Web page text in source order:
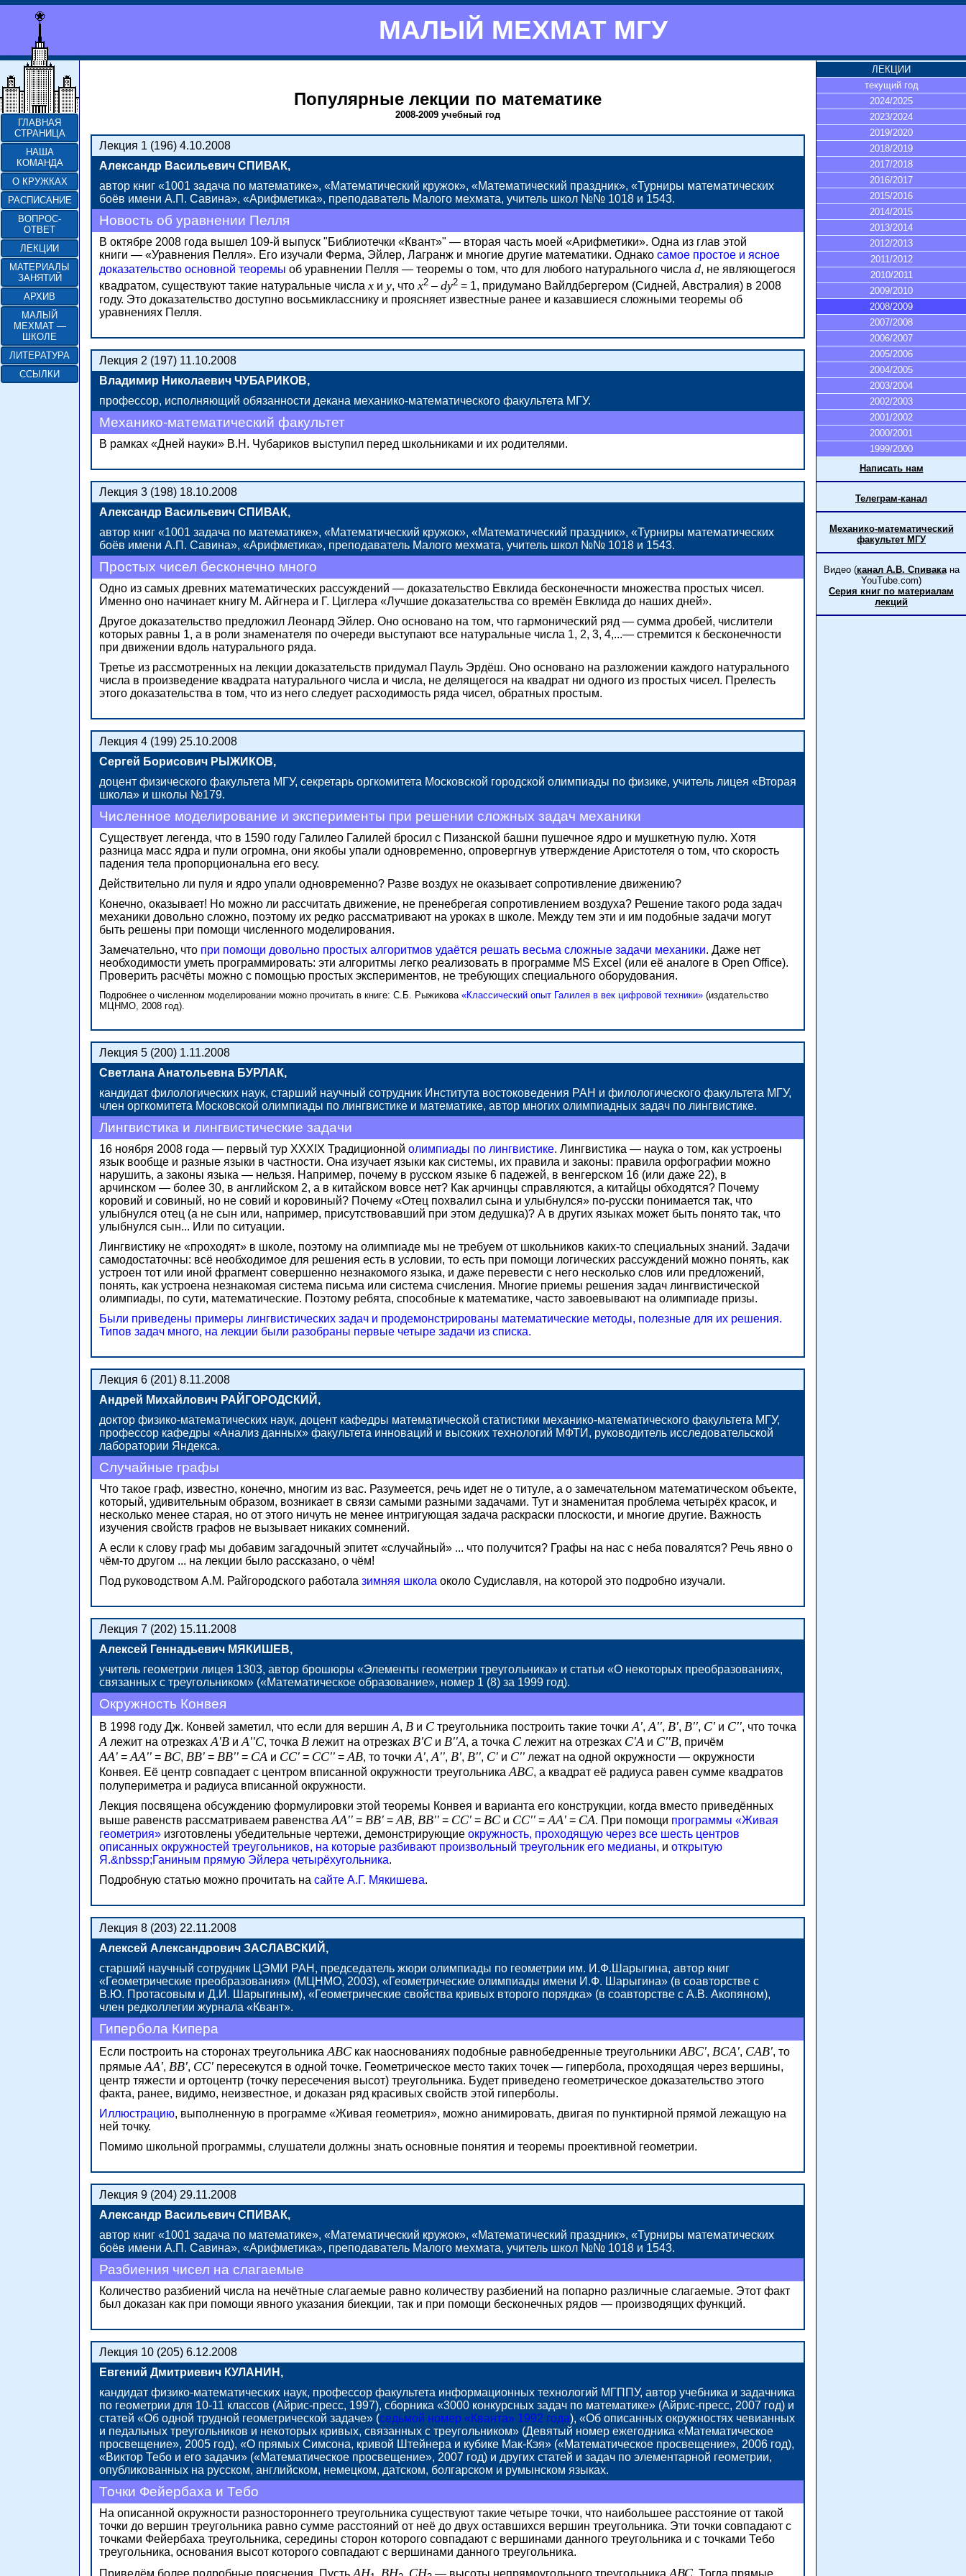
МАЛЫЙ МЕХМАТ МГУ
ГЛАВНАЯ
СТРАНИЦА
НАША
КОМАНДА
О КРУЖКАХ
РАСПИСАНИЕ
ВОПРОС-
ОТВЕТ
ЛЕКЦИИ
МАТЕРИАЛЫ
ЗАНЯТИЙ
АРХИВ
МАЛЫЙ
МЕХМАТ —
ШКОЛЕ
ЛИТЕРАТУРА
ССЫЛКИ
Популярные лекции по математике
2008-2009 учебный год
Лекция 1 (196) 4.10.2008
Александр Васильевич СПИВАК,
автор книг «1001 задача по математике», «Математический кружок», «Математический праздник», «Турниры математических
боёв имени А.П. Савина», «Арифметика», преподаватель Малого мехмата, учитель школ №№ 1018 и 1543.
Новость об уравнении Пелля
В октябре 2008 года вышел 109-й выпуск "Библиотечки «Квант»" — вторая часть моей «Арифметики». Одна из глав этой
книги — «Уравнения Пелля». Его изучали Ферма, Эйлер, Лагранж и многие другие математики. Однако самое простое и ясное
доказательство основной теоремы об уравнении Пелля — теоремы о том, что для любого натурального числа d, не являющегося
квадратом, существуют такие натуральные числа x и y, что x2 – dy2 = 1, придумано Вайлдбергером (Сидней, Австралия) в 2008
году. Это доказательство доступно восьмикласснику и проясняет известные ранее и казавшиеся сложными теоремы об
уравнениях Пелля.
Лекция 2 (197) 11.10.2008
Владимир Николаевич ЧУБАРИКОВ,
профессор, исполняющий обязанности декана механико-математического факультета МГУ.
Механико-математический факультет
В рамках «Дней науки» В.Н. Чубариков выступил перед школьниками и их родителями.
Лекция 3 (198) 18.10.2008
Александр Васильевич СПИВАК,
автор книг «1001 задача по математике», «Математический кружок», «Математический праздник», «Турниры математических
боёв имени А.П. Савина», «Арифметика», преподаватель Малого мехмата, учитель школ №№ 1018 и 1543.
Простых чисел бесконечно много
Одно из самых древних математических рассуждений — доказательство Евклида бесконечности множества простых чисел.
Именно оно начинает книгу М. Айгнера и Г. Циглера «Лучшие доказательства со времён Евклида до наших дней».
Другое доказательство предложил Леонард Эйлер. Оно основано на том, что гармонический ряд — сумма дробей, числители
которых равны 1, а в роли знаменателя по очереди выступают все натуральные числа 1, 2, 3, 4,...— стремится к бесконечности
при движении вдоль натурального ряда.
Третье из рассмотренных на лекции доказательств придумал Пауль Эрдёш. Оно основано на разложении каждого натурального
числа в произведение квадрата натурального числа и числа, не делящегося на квадрат ни одного из простых чисел. Прелесть
этого доказательства в том, что из него следует расходимость ряда чисел, обратных простым.
Лекция 4 (199) 25.10.2008
Сергей Борисович РЫЖИКОВ,
доцент физического факультета МГУ, секретарь оргкомитета Московской городской олимпиады по физике, учитель лицея «Вторая
школа» и школы №179.
Численное моделирование и эксперименты при решении сложных задач механики
Существует легенда, что в 1590 году Галилео Галилей бросил с Пизанской башни пушечное ядро и мушкетную пулю. Хотя
разница масс ядра и пули огромна, они якобы упали одновременно, опровергнув утверждение Аристотеля о том, что скорость
падения тела пропорциональна его весу.
Действительно ли пуля и ядро упали одновременно? Разве воздух не оказывает сопротивление движению?
Конечно, оказывает! Но можно ли рассчитать движение, не пренебрегая сопротивлением воздуха? Решение такого рода задач
механики довольно сложно, поэтому их редко рассматривают на уроках в школе. Между тем эти и им подобные задачи могут
быть решены при помощи численного моделирования.
Замечательно, что при помощи довольно простых алгоритмов удаётся решать весьма сложные задачи механики. Даже нет
необходимости уметь программировать: эти алгоритмы легко реализовать в программе MS Excel (или её аналоге в Open Office).
Проверить расчёты можно с помощью простых экспериментов, не требующих специального оборудования.
Подробнее о численном моделировании можно прочитать в книге: С.Б. Рыжикова «Классический опыт Галилея в век цифровой техники» (издательство
МЦНМО, 2008 год).
Лекция 5 (200) 1.11.2008
Светлана Анатольевна БУРЛАК,
кандидат филологических наук, старший научный сотрудник Института востоковедения РАН и филологического факультета МГУ,
член оргкомитета Московской олимпиады по лингвистике и математике, автор многих олимпиадных задач по лингвистике.
Лингвистика и лингвистические задачи
16 ноября 2008 года — первый тур XXXIX Традиционной олимпиады по лингвистике. Лингвистика — наука о том, как устроены
язык вообще и разные языки в частности. Она изучает языки как системы, их правила и законы: правила орфографии можно
нарушить, а законы языка — нельзя. Например, почему в русском языке 6 падежей, в венгерском 16 (или даже 22), в
арчинском — более 30, в английском 2, а в китайском вовсе нет? Как арчинцы справляются, а китайцы обходятся? Почему
коровий и совиный, но не совий и коровиный? Почему «Отец похвалил сына и улыбнулся» по-русски понимается так, что
улыбнулся отец (а не сын или, например, присутствовавший при этом дедушка)? А в других языках может быть понято так, что
улыбнулся сын... Или по ситуации.
Лингвистику не «проходят» в школе, поэтому на олимпиаде мы не требуем от школьников каких-то специальных знаний. Задачи
cамодостаточны: всё необходимое для решения есть в условии, то есть при помощи логических рассуждений можно понять, как
устроен тот или иной фрагмент совершенно незнакомого языка, и даже перевести с него несколько слов или предложений,
понять, как устроена незнакомая система письма или система счисления. Многие приемы решения задач лингвистической
олимпиады, по сути, математические. Поэтому ребята, способные к математике, часто завоевывают на олимпиаде призы.
Были приведены примеры лингвистических задач и продемонстрированы математические методы, полезные для их решения.
Типов задач много, на лекции были разобраны первые четыре задачи из списка.
Лекция 6 (201) 8.11.2008
Андрей Михайлович РАЙГОРОДСКИЙ,
доктор физико-математических наук, доцент кафедры математической статистики механико-математического факультета МГУ,
профессор кафедры «Анализ данных» факультета инноваций и высоких технологий МФТИ, руководитель исследовательской
лаборатории Яндекса.
Случайные графы
Что такое граф, известно, конечно, многим из вас. Разумеется, речь идет не о титуле, а о замечательном математическом объекте,
который, удивительным образом, возникает в связи самыми разными задачами. Тут и знаменитая проблема четырёх красок, и
несколько менее старая, но от этого ничуть не менее интригующая задача раскраски плоскости, и многие другие. Важность
изучения свойств графов не вызывает никаких сомнений.
А если к слову граф мы добавим загадочный эпитет «случайный» ... что получится? Графы на нас с неба повалятся? Речь явно о
чём-то другом ... на лекции было рассказано, о чём!
Под руководством А.М. Райгородского работала зимняя школа около Судиславля, на которой это подробно изучали.
Лекция 7 (202) 15.11.2008
Алексей Геннадьевич МЯКИШЕВ,
учитель геометрии лицея 1303, автор брошюры «Элементы геометрии треугольника» и статьи «О некоторых преобразованиях,
связанных с треугольником» («Математическое образование», номер 1 (8) за 1999 год).
Окружность Конвея
В 1998 году Дж. Конвей заметил, что если для вершин A, B и C треугольника построить такие точки A', A'', B', B'', C' и C'', что точка
A лежит на отрезках A'B и A''C, точка B лежит на отрезках B'C и B''A, а точка C лежит на отрезках C'A и C''B, причём
AA' = AA'' = BC, BB' = BB'' = CA и CC' = CC'' = AB, то точки A', A'', B', B'', C' и C'' лежат на одной окружности — окружности
Конвея. Её центр совпадает с центром вписанной окружности треугольника ABC, а квадрат её радиуса равен сумме квадратов
полупериметра и радиуса вписанной окружности.
Лекция посвящена обсуждению формулировки этой теоремы Конвея и варианта его конструкции, когда вместо приведённых
выше равенств рассматриваем равенства AA'' = BB' = AB, BB'' = CC' = BC и CC'' = AA' = CA. При помощи программы «Живая
геометрия» изготовлены убедительные чертежи, демонстрирующие окружность, проходящую через все шесть центров
описанных окружностей треугольников, на которые разбивают произвольный треугольник его медианы, и открытую
Я.&nbssp;Ганиным прямую Эйлера четырёхугольника.
Подробную статью можно прочитать на сайте А.Г. Мякишева.
Лекция 8 (203) 22.11.2008
Алексей Александрович ЗАСЛАВСКИЙ,
старший научный сотрудник ЦЭМИ РАН, председатель жюри олимпиады по геометрии им. И.Ф.Шарыгина, автор книг
«Геометрические преобразования» (МЦНМО, 2003), «Геометрические олимпиады имени И.Ф. Шарыгина» (в соавторстве с
В.Ю. Протасовым и Д.И. Шарыгиным), «Геометрические свойства кривых второго порядка» (в соавторстве с А.В. Акопяном),
член редколлегии журнала «Квант».
Гипербола Кипера
Если построить на сторонах треугольника ABC как наоснованиях подобные равнобедренные треугольники ABC', BCA', CAB', то
прямые AA', BB', CC' пересекутся в одной точке. Геометрическое место таких точек — гипербола, проходящая через вершины,
центр тяжести и ортоцентр (точку пересечения высот) треугольника. Будет приведено геометрическое доказательство этого
факта, ранее, видимо, неизвестное, и доказан ряд красивых свойств этой гиперболы.
Иллюстрацию, выполненную в программе «Живая геометрия», можно анимировать, двигая по пунктирной прямой лежащую на
ней точку.
Помимо школьной программы, слушатели должны знать основные понятия и теоремы проективной геометрии.
Лекция 9 (204) 29.11.2008
Александр Васильевич СПИВАК,
автор книг «1001 задача по математике», «Математический кружок», «Математический праздник», «Турниры математических
боёв имени А.П. Савина», «Арифметика», преподаватель Малого мехмата, учитель школ №№ 1018 и 1543.
Разбиения чисел на слагаемые
Количество разбиений числа на нечётные слагаемые равно количеству разбиений на попарно различные слагаемые. Этот факт
был доказан как при помощи явного указания биекции, так и при помощи бесконечных рядов — производящих функций.
Лекция 10 (205) 6.12.2008
Евгений Дмитриевич КУЛАНИН,
кандидат физико-математических наук, профессор факультета информационных технологий МГППУ, автор учебника и задачника
по геометрии для 10-11 классов (Айрис-пресс, 1997), сборника «3000 конкурсных задач по математике» (Айрис-пресс, 2007 год) и
статей «Об одной трудной геометрической задаче» (седьмой номер «Кванта» 1992 года), «Об описанных окружностях чевианных
и педальных треугольников и некоторых кривых, связанных с треугольником» (Девятый номер ежегодника «Математическое
просвещение», 2005 год), «О прямых Симсона, кривой Штейнера и кубике Мак-Кэя» («Математическое просвещение», 2006 год),
«Виктор Тебо и его задачи» («Математическое просвещение», 2007 год) и других статей и задач по элементарной геометрии,
опубликованных на русском, английском, немецком, датском, болгарском и румынском языках.
Точки Фейербаха и Тебо
На описанной окружности разностороннего треугольника существуют такие четыре точки, что наибольшее расстояние от такой
точки до вершин треугольника равно сумме расстояний от неё до двух оставшихся вершин треугольника. Эти точки совпадают с
точками Фейербаха треугольника, середины сторон которого совпадают с вершинами данного треугольника и с точками Тебо
треугольника, основания высот которого совпадают с вершинами данного треугольника.
ЛЕКЦИИ
текущий год
2024/2025
2023/2024
2019/2020
2018/2019
2017/2018
2016/2017
2015/2016
2014/2015
2013/2014
2012/2013
2011/2012
2010/2011
2009/2010
2008/2009
2007/2008
2006/2007
2005/2006
2004/2005
2003/2004
2002/2003
2001/2002
2000/2001
1999/2000
Написать нам
Телеграм-канал
Механико-математический
факультет МГУ
Видео (канал А.В. Спивакана
YouTube.com)
Серия книг по материалам
лекций